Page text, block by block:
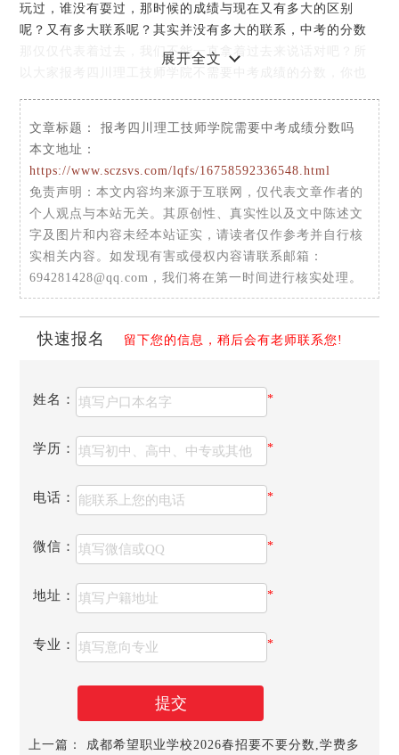
玩过，谁没有耍过，那时候的成绩与现在又有多大的区别
呢？又有多大联系呢？其实并没有多大的联系，中考的分数
那仅仅代表着过去，我们不能一直拿着过去来说话对吧？所
学院。
单的介绍一下四川理工技师学院这所学校吧。首先，他有很
好的地理位置，位于四川省的省会成都，学院内环境良好，
学院周边交通方便，并且四川理工技师学院是一所重点的公
办学校，我相信这一点是大多数的同学和家长所要考虑的
四川理工技师学院2026报考有哪些要求呢，报读初中起
展开全文
文章标题：报考四川理工技师学院需要中考成绩分数吗
本文地址：
https://www.sczsvs.com/lqfs/16758592336548.html
免责声明 ：本文内容均来源于互联网，仅代表文章作者的
个人观点与本站无关。其原创性、真实性以及文中陈述文
字及图片和内容未经本站证实，请读者仅作参考并自行核
实相关内容。如发现有害或侵权内容请联系邮箱：
694281428@qq.com，我们将在第一时间进行核实处理。
快速报名 留下您的信息，稍后会有老师联系您!
姓名： *
学历： *
电话： *
微信： *
地址： *
专业： *
提交
上一篇： 成都希望职业学校2026春招要不要分数,学费多